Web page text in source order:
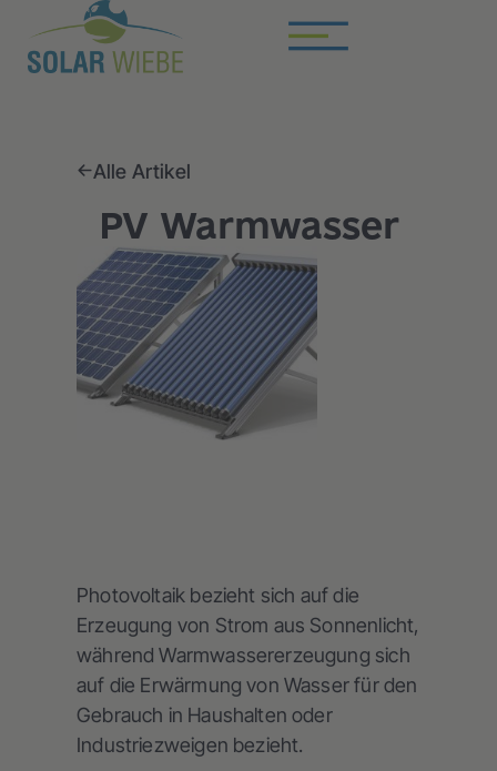
Alle Artikel
PV Warmwasser
Photovoltaik bezieht sich auf die
Erzeugung von Strom aus Sonnenlicht,
während Warmwassererzeugung sich
auf die Erwärmung von Wasser für den
Gebrauch in Haushalten oder
Industriezweigen bezieht.